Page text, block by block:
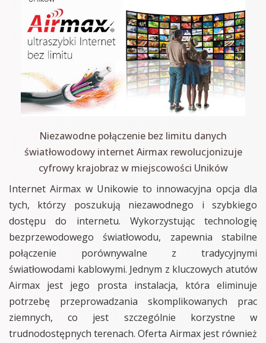
Niezawodne połączenie bez limitu danych
światłowodowy internet Airmax rewolucjonizuje
cyfrowy krajobraz w miejscowości Uników
Internet Airmax w Unikowie to innowacyjna opcja dla
tych, którzy poszukują niezawodnego i szybkiego
dostępu do internetu. Wykorzystując technologię
bezprzewodowego światłowodu, zapewnia stabilne
połączenie porównywalne z tradycyjnymi
światłowodami kablowymi. Jednym z kluczowych atutów
Airmax jest jego prosta instalacja, która eliminuje
potrzebę przeprowadzania skomplikowanych prac
ziemnych, co jest szczególnie korzystne w
trudnodostępnych terenach. Oferta Airmax jest również